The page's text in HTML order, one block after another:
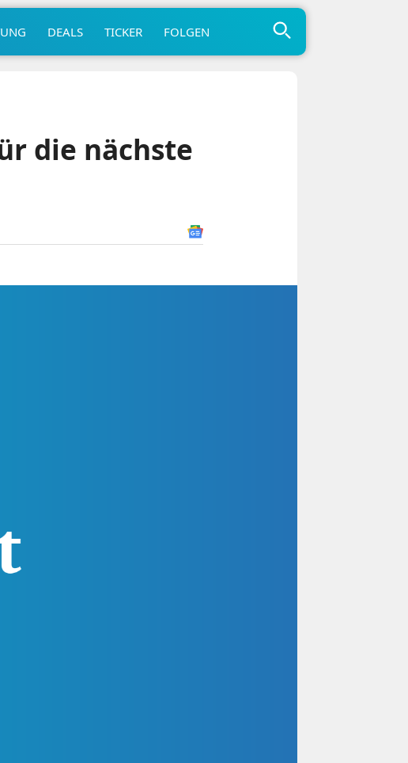
DEALS TICKER FOLGEN
die nächste